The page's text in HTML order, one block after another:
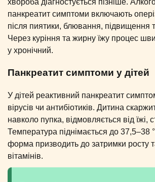
панкреатит симптоми включають
після пиятики, блювання, підвищення
Через куріння та жирну їжу процес
у хронічний.
Панкреатит симптоми у дітей
У дітей реактивний панкреатит
вірусів чи антибіотиків. Дитина
навколо пупка, відмовляється від їжі,
Температура піднімається до 37,5–38
форма призводить до затримки росту
вітамінів.